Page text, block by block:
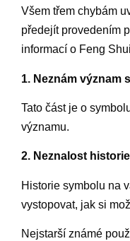
Všem třem chybám
předejít provedením
informací o Feng
1. Neznám význam
Tato část je o
významu.
2. Neznalost
Historie symbolu na
vystopovat, jak si
Nejstarší známé